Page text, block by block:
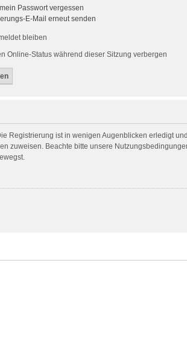
Passwort vergessen
E-Mail erneut senden
bleiben
Online-Status während dieser Sitzung verbergen
Registrierung ist in wenigen Augenblicken erledigt
zuweisen. Beachte bitte unsere